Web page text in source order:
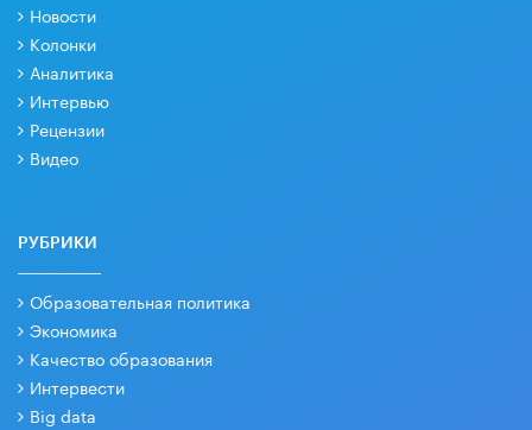
Новости
Колонки
Аналитика
Интервью
Рецензии
Видео
РУБРИКИ
Образовательная политика
Экономика
Качество образования
Интервести
Big data